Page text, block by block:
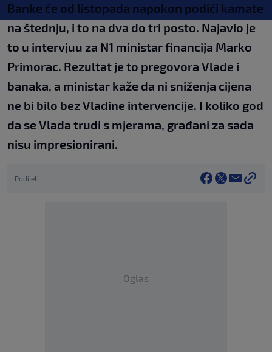
Banke će od listopada napokon podići kamate
na štednju, i to na dva do tri posto. Najavio je
to u intervjuu za N1 ministar financija Marko
Primorac. Rezultat je to pregovora Vlade i
banaka, a ministar kaže da ni sniženja cijena
ne bi bilo bez Vladine intervencije. I koliko god
da se Vlada trudi s mjerama, građani za sada
nisu impresionirani.
Podijeli
Oglas